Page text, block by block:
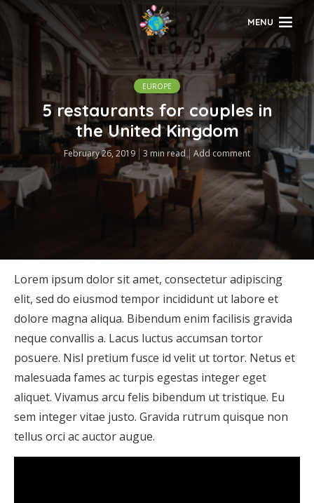
MENU
EUROPE
5 restaurants for couples in
the United Kingdom
February 26, 2019 3 min read Add comment
Lorem ipsum dolor sit amet, consectetur adipiscing
elit, sed do eiusmod tempor incididunt ut labore et
dolore magna aliqua. Bibendum enim facilisis gravida
neque convallis a. Lacus luctus accumsan tortor
posuere. Nisl pretium fusce id velit ut tortor. Netus et
malesuada fames ac turpis egestas integer eget
aliquet. Vivamus arcu felis bibendum ut tristique. Eu
sem integer vitae justo. Gravida rutrum quisque non
tellus orci ac auctor augue.